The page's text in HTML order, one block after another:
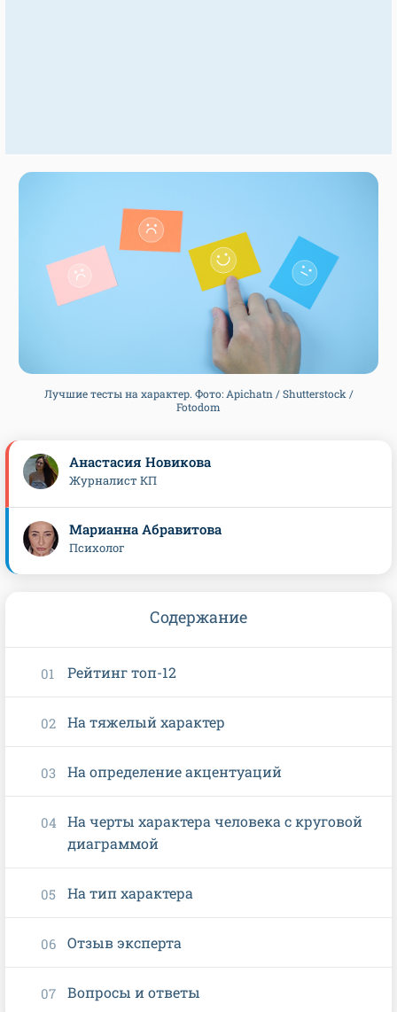
Лучшие тесты на характер. Фото: Apichatn / Shutterstock /
Fotodom
Анастасия Новикова
Журналист КП
Марианна Абравитова
Психолог
Содержание
Рейтинг топ-12
На тяжелый характер
На определение акцентуаций
На черты характера человека с круговой
диаграммой
На тип характера
Отзыв эксперта
Вопросы и ответы